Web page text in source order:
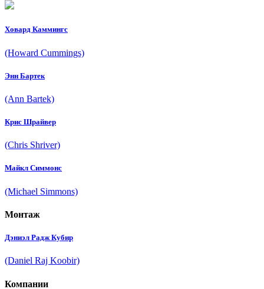
Ховард Каммингс
(Howard Cummings)
Энн Бартек
(Ann Bartek)
Крис Шрайвер
(Chris Shriver)
Майкл Симмонс
(Michael Simmons)
Монтаж
Дэниэл Радж Кубир
(Daniel Raj Koobir)
Компании